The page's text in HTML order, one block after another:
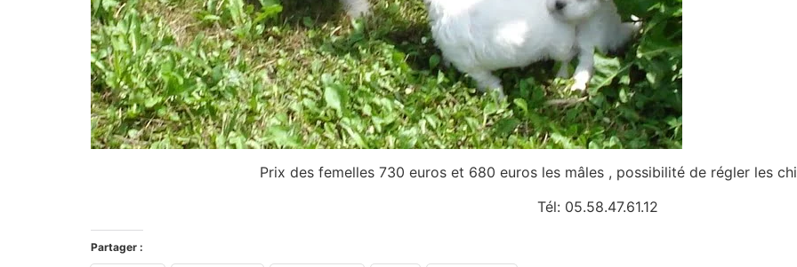
Prix des femelles 730 euros et 680 euros les mâles , possibilité de régler les
Tél: 05.58.47.61.12
Partager :